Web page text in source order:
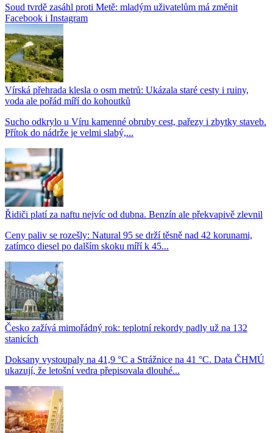
Soud tvrdě zasáhl proti Metě: mladým uživatelům má změnit
Facebook i Instagram
Vírská přehrada klesla o osm metrů: Ukázala staré cesty i ruiny,
voda ale pořád míří do kohoutků
Sucho odkrylo u Víru kamenné obruby cest, pařezy i zbytky staveb.
Přítok do nádrže je velmi slabý,...
Řidiči platí za naftu nejvíc od dubna. Benzín ale překvapivě zlevnil
Ceny paliv se rozešly: Natural 95 se drží těsně nad 42 korunami,
zatímco diesel po dalším skoku míří k 45...
Česko zažívá mimořádný rok: teplotní rekordy padly už na 132
stanicích
Doksany vystoupaly na 41,9 °C a Strážnice na 41 °C. Data ČHMÚ
ukazují, že letošní vedra přepisovala dlouhé...